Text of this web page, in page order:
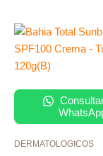
DERMATOLOGICOS